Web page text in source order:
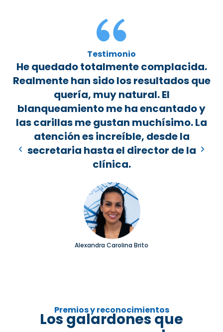
Testimonio
He quedado totalmente complacida.
Realmente han sido los resultados que
quería, muy natural. El
blanqueamiento me ha encantado y
las carillas me gustan muchísimo. La
atención es increíble, desde la
secretaria hasta el director de la
clínica.
Alexandra Carolina Brito
Premios y reconocimientos
Los galardones que